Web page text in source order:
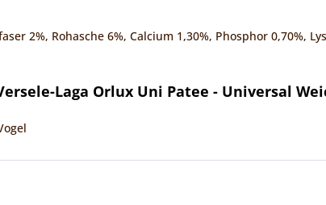
2%, Rohasche 6%, Calcium 1,30%, Phosphor 0,70%,
Laga Orlux Uni Patee - Universal